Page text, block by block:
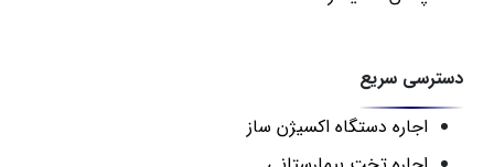
دسترسی سریع
اجاره دستگاه اکسیژن ساز